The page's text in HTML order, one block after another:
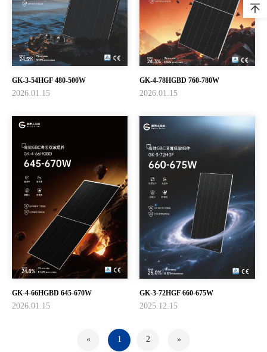
GK-3-54HGF 480-500W
2026.01.15
GK-4-78HGBD 760-780W
2026.01.15
GK-4-66HGBD 645-670W
2026.01.15
GK-3-72HGF 660-675W
2025.12.15
« 1 2 »